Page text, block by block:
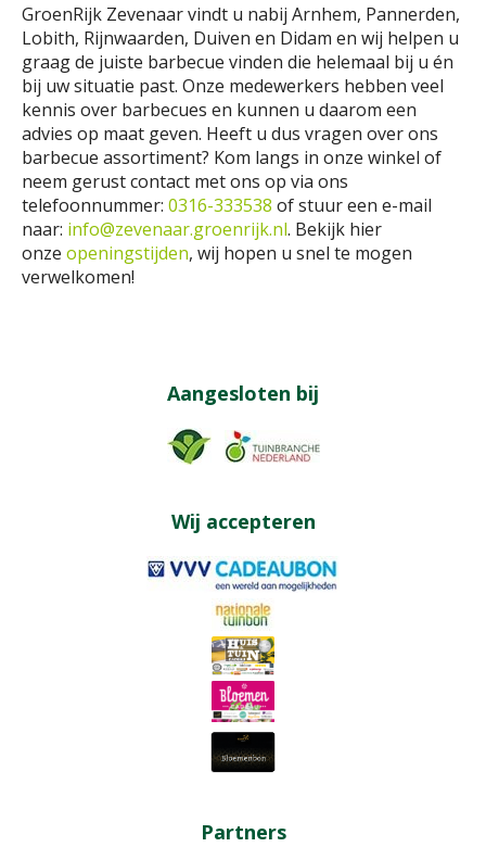
GroenRijk Zevenaar vindt u nabij Arnhem, Pannerden,
Lobith, Rijnwaarden, Duiven en Didam en wij helpen u
graag de juiste barbecue vinden die helemaal bij u én
bij uw situatie past. Onze medewerkers hebben veel
kennis over barbecues en kunnen u daarom een
advies op maat geven. Heeft u dus vragen over ons
barbecue assortiment? Kom langs in onze winkel of
neem gerust contact met ons op via ons
telefoonnummer: 0316-333538 of stuur een e-mail
naar: info@zevenaar.groenrijk.nl. Bekijk hier
onze openingstijden, wij hopen u snel te mogen
verwelkomen!
Aangesloten bij
Wij accepteren
Partners